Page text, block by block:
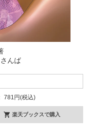
んば
781円(税込)
楽天ブックスで購入